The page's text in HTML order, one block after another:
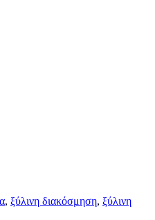
, ξύλινη διακόσμηση, ξύλινη